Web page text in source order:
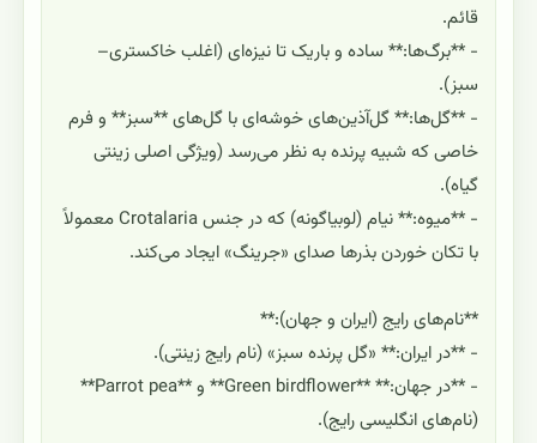
قائم.
- **برگ‌ها:** ساده و باریک تا نیزه‌ای (اغلب خاکستری–
سبز).
- **گل‌ها:** گل‌آذین‌های خوشه‌ای با گل‌های **سبز** و فرم
خاصی که شبیه پرنده به نظر می‌رسد (ویژگی اصلی زینتی
گیاه).
- **میوه:** نیام (لوبیاگونه) که در جنس Crotalaria معمولاً
با تکان خوردن بذرها صدای «جرینگ» ایجاد می‌کند.
**نام‌های رایج (ایران و جهان):**
- **در ایران:** «گل پرنده سبز» (نام رایج زینتی).
- **در جهان:** **Green birdflower** و **Parrot pea**
(نام‌های انگلیسی رایج).